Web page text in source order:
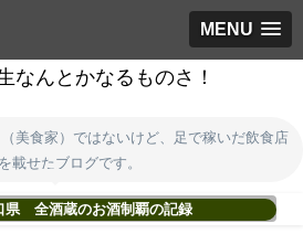
MENU
なんとかなるものさ！
美食家）ではないけど、足で稼いだ飲食店
載せたブログです。
県 全酒蔵のお酒制覇の記録